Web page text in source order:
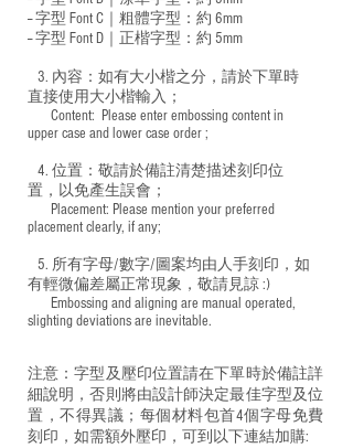
-- 字型 Font C｜粗體字型：約 6mm
-- 字型 Font D｜正楷字型： 約 5mm
3. 內容：如有大小楷之分，請於下單時
直接使用大小楷輸入；
​ Content: Please enter embossing content in
upper case and lower case order ;
4. 位置：敬請於備註清楚描述刻印位
置，以免產生誤會；
​ Placement: Please mention your preferred
placement clearly, if any;
5. 所有字母/數字/圖案均由人手刻印，如
有輕微偏差屬正常現象，敬請見諒 :)
​ Embossing and aligning are manual operated,
slighting deviations are inevitable.
注意：字型及壓印位置請在下單時於備註詳
細說明，否則將由設計師決定最佳字型及位
置，不得異議；每個材料包首4個字母免費
刻印，如需額外壓印，可到以下連結加購: